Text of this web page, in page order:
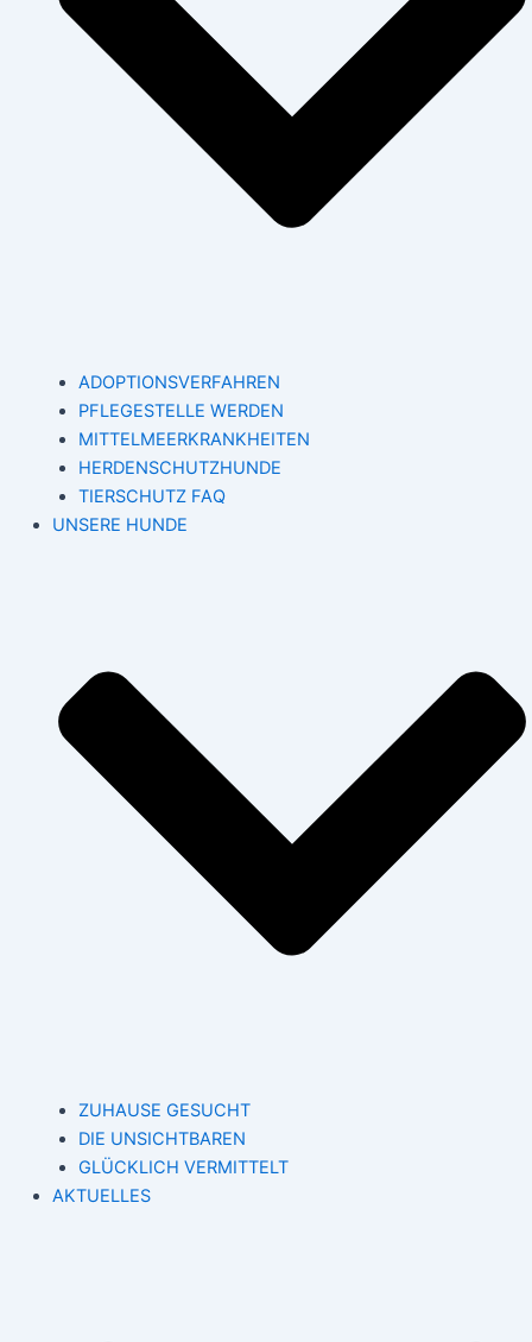
ADOPTIONSVERFAHREN
PFLEGESTELLE WERDEN
MITTELMEERKRANKHEITEN
HERDENSCHUTZHUNDE
TIERSCHUTZ FAQ
UNSERE HUNDE
ZUHAUSE GESUCHT
DIE UNSICHTBAREN
GLÜCKLICH VERMITTELT
AKTUELLES